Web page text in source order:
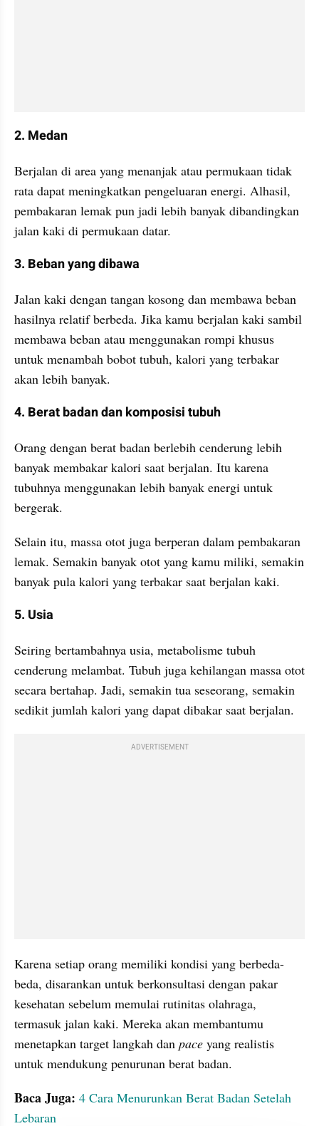
2. Medan
Berjalan di area yang menanjak atau permukaan tidak
rata dapat meningkatkan pengeluaran energi. Alhasil,
pembakaran lemak pun jadi lebih banyak dibandingkan
jalan kaki di permukaan datar.
3. Beban yang dibawa
Jalan kaki dengan tangan kosong dan membawa beban
hasilnya relatif berbeda. Jika kamu berjalan kaki sambil
membawa beban atau menggunakan rompi khusus
untuk menambah bobot tubuh, kalori yang terbakar
akan lebih banyak.
4. Berat badan dan komposisi tubuh
Orang dengan berat badan berlebih cenderung lebih
banyak membakar kalori saat berjalan. Itu karena
tubuhnya menggunakan lebih banyak energi untuk
bergerak.
Selain itu, massa otot juga berperan dalam pembakaran
lemak. Semakin banyak otot yang kamu miliki, semakin
banyak pula kalori yang terbakar saat berjalan kaki.
5. Usia
Seiring bertambahnya usia, metabolisme tubuh
cenderung melambat. Tubuh juga kehilangan massa otot
secara bertahap. Jadi, semakin tua seseorang, semakin
sedikit jumlah kalori yang dapat dibakar saat berjalan.
ADVERTISEMENT
Karena setiap orang memiliki kondisi yang berbeda-
beda, disarankan untuk berkonsultasi dengan pakar
kesehatan sebelum memulai rutinitas olahraga,
termasuk jalan kaki. Mereka akan membantumu
menetapkan target langkah dan pace yang realistis
untuk mendukung penurunan berat badan.
Baca Juga: 4 Cara Menurunkan Berat Badan Setelah
Lebaran